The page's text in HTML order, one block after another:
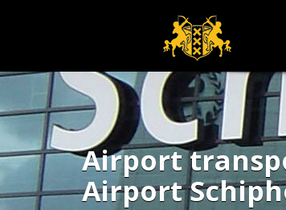
Airport
Airport